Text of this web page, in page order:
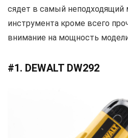
сядет в самый
инструмента кроме всего
внимание на мощность
#1. DEWALT DW292